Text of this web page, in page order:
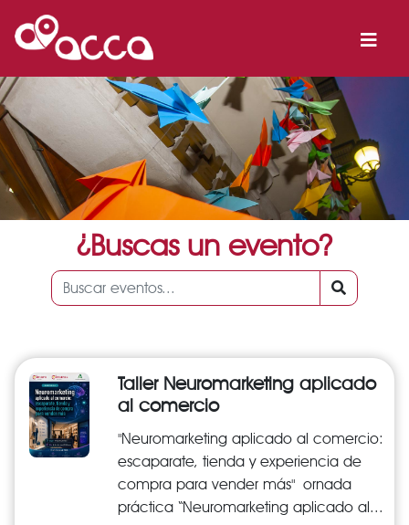
¿Buscas un evento?
Taller Neuromarketing aplicado
al comercio
"Neuromarketing aplicado al comercio:
escaparate, tienda y experiencia de
compra para vender más" ornada
práctica “Neuromarketing aplicado al...